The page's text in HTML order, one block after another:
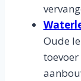
Oude